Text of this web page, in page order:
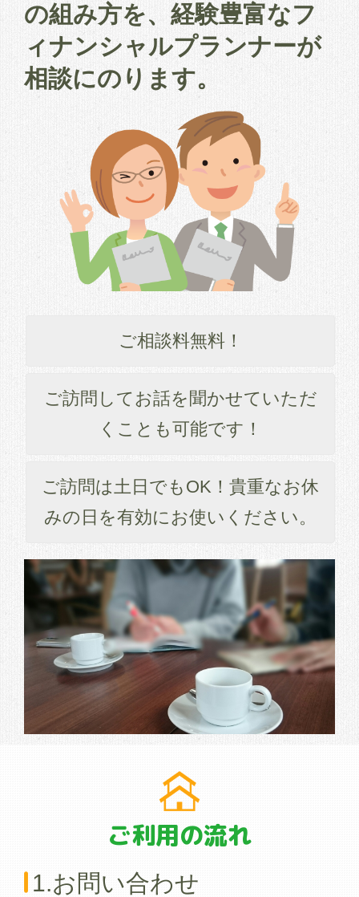
の組み方を、経験豊富なフ
ィナンシャルプランナーが
相談にのります。
ご相談料無料！
ご訪問してお話を聞かせていただ
くことも可能です！
ご訪問は土日でもOK！貴重なお休
みの日を有効にお使いください。
ご利用の流れ
1.お問い合わせ